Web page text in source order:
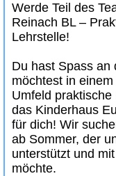
Werde Teil des
Reinach BL –
Lehrstelle!
Du hast Spass an
möchtest in
Umfeld
das Kinderhaus
für dich! Wir
ab Sommer, der
unterstützt und
möchte.